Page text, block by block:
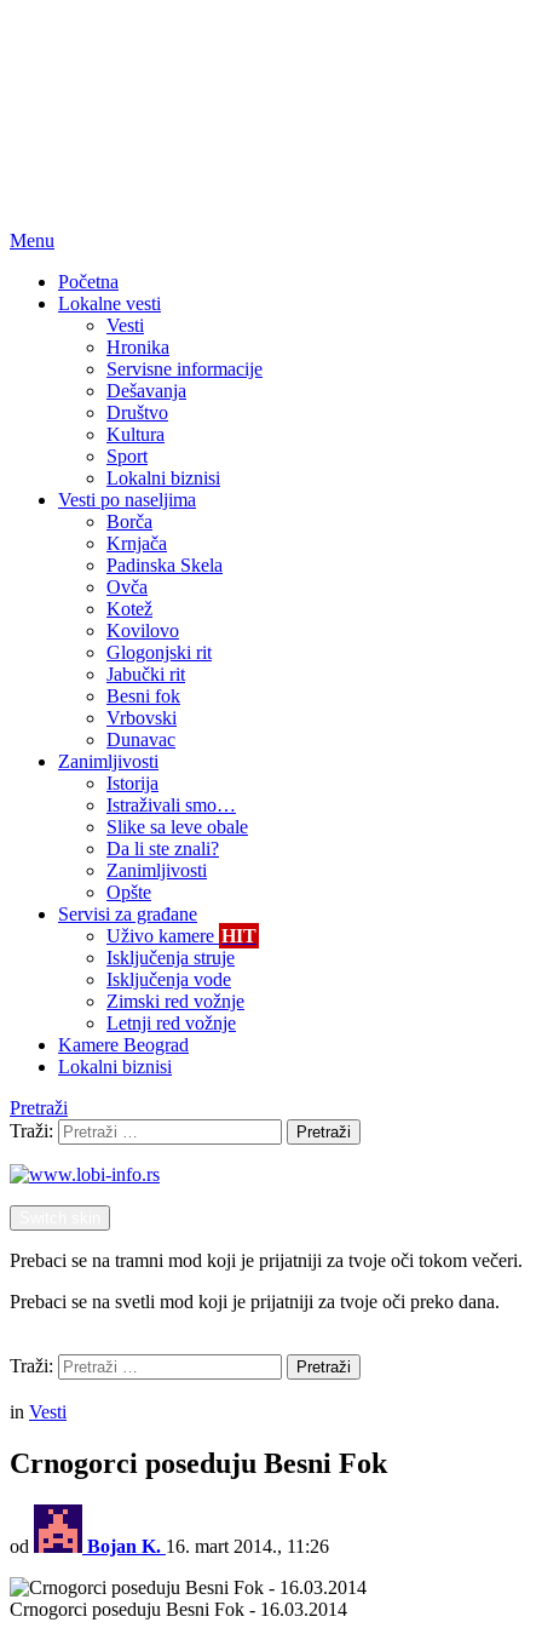
Menu
Početna
Lokalne vesti
Vesti
Hronika
Servisne informacije
Dešavanja
Društvo
Kultura
Sport
Lokalni biznisi
Vesti po naseljima
Borča
Krnjača
Padinska Skela
Ovča
Kotež
Kovilovo
Glogonjski rit
Jabučki rit
Besni fok
Vrbovski
Dunavac
Zanimljivosti
Istorija
Istraživali smo…
Slike sa leve obale
Da li ste znali?
Zanimljivosti
Opšte
Servisi za građane
Uživo kamere HIT
Isključenja struje
Isključenja vode
Zimski red vožnje
Letnji red vožnje
Kamere Beograd
Lokalni biznisi
Pretraži
Traži:
Pretraži
Prebaci se na tramni mod koji je prijatniji za tvoje oči tokom večeri.
Prebaci se na svetli mod koji je prijatniji za tvoje oči preko dana.
Traži:
Pretraži
in Vesti
Crnogorci poseduju Besni Fok
od Bojan K. 16. mart 2014., 11:26
Crnogorci poseduju Besni Fok - 16.03.2014